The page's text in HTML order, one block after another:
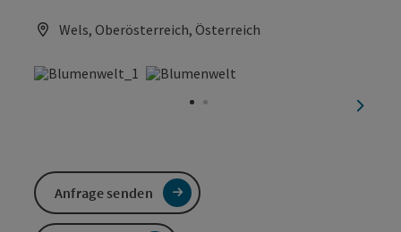
Wels, Oberösterreich, Österreich
Anfrage senden